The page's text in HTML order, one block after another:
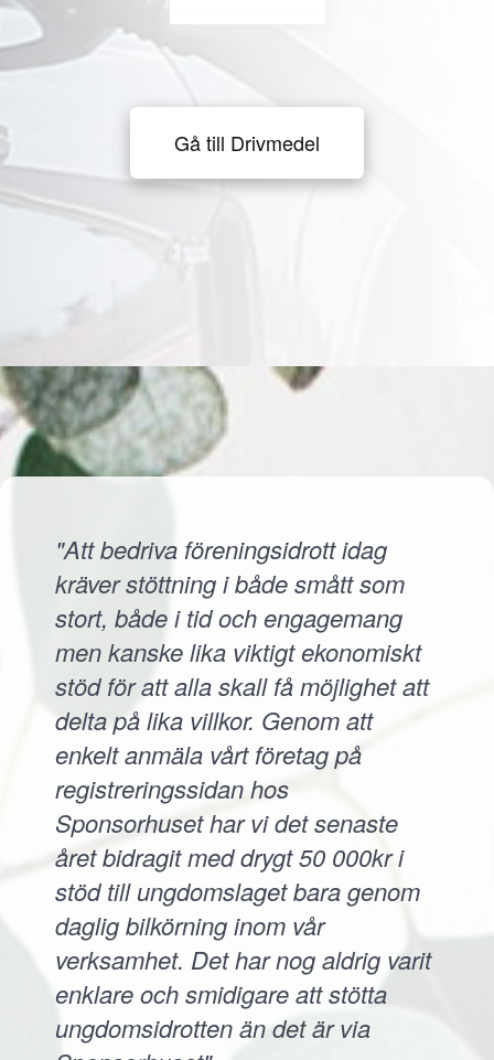
Gå till Drivmedel
"Att bedriva föreningsidrott idag
kräver stöttning i både smått som
stort, både i tid och engagemang
men kanske lika viktigt ekonomiskt
stöd för att alla skall få möjlighet att
delta på lika villkor. Genom att
enkelt anmäla vårt företag på
registreringssidan hos
Sponsorhuset har vi det senaste
året bidragit med drygt 50 000kr i
stöd till ungdomslaget bara genom
daglig bilkörning inom vår
verksamhet. Det har nog aldrig varit
enklare och smidigare att stötta
ungdomsidrotten än det är via